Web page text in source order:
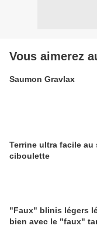
Vous aimerez
Saumon Gravlax
Terrine ultra facile au
ciboulette
"Faux" blinis légers
bien avec le "faux"